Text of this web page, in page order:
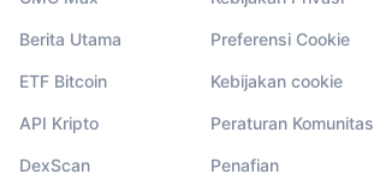
Berita Utama
ETF Bitcoin
API Kripto
DexScan
Preferensi Cookie
Kebijakan cookie
Peraturan Komunitas
Penafian